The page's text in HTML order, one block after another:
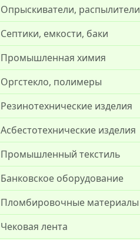
Опрыскиватели, распылители
Септики, емкости, баки
Промышленная химия
Оргстекло, полимеры
Резинотехнические изделия
Асбестотехнические изделия
Промышленный текстиль
Банковское оборудование
Пломбировочные материалы
Чековая лента